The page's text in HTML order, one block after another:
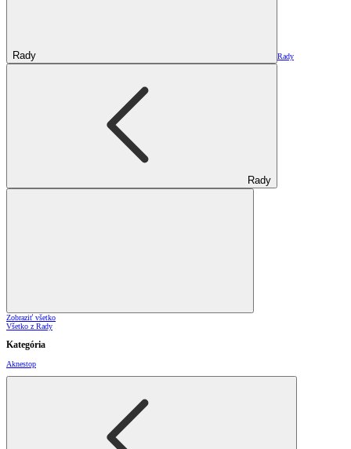
Rady Rady
Rady
Zobraziť všetko
Všetko z Rady
Kategória
Aknestop